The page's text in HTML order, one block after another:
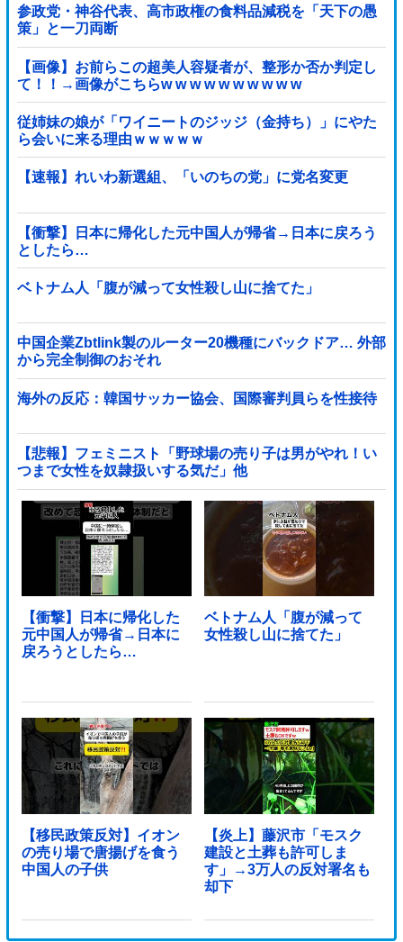
参政党・神谷代表、高市政権の食料品減税を「天下の愚
策」と一刀両断
【画像】お前らこの超美人容疑者が、整形か否か判定し
て！！→画像がこちらw w w w w w w w w w
従姉妹の娘が「ワイニートのジッジ（金持ち）」にやた
ら会いに来る理由ｗｗｗｗｗ
【速報】れいわ新選組、「いのちの党」に党名変更
【衝撃】日本に帰化した元中国人が帰省→日本に戻ろう
としたら…
ベトナム人「腹が減って女性殺し山に捨てた」
中国企業Zbtlink製のルーター20機種にバックドア… 外部
から完全制御のおそれ
海外の反応：韓国サッカー協会、国際審判員らを性接待
【悲報】フェミニスト「野球場の売り子は男がやれ！い
つまで女性を奴隷扱いする気だ」他
【衝撃】日本に帰化した
元中国人が帰省→日本に
戻ろうとしたら…
ベトナム人「腹が減って
女性殺し山に捨てた」
【移民政策反対】イオン
の売り場で唐揚げを食う
中国人の子供
【炎上】藤沢市「モスク
建設と土葬も許可しま
す」→3万人の反対署名も
却下